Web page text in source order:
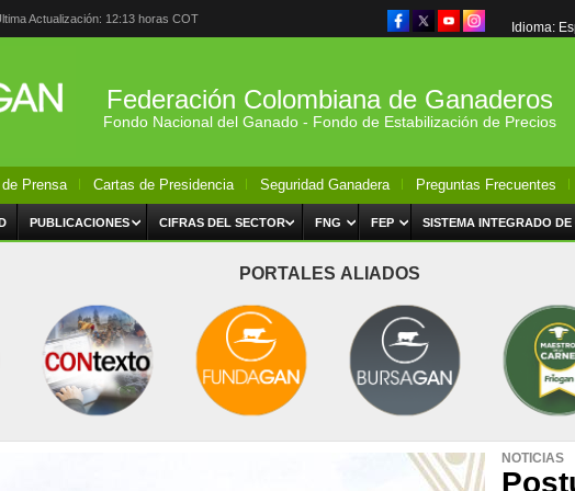
Actualización: 12:13 horas COT
Idioma:
Federación Colombiana de Ganaderos
Fondo Nacional del Ganado - Fondo de Estabilización de Precios
Prensa Cartas de Presidencia Seguridad Ganadera Preguntas Frecuentes
PUBLICACIONES CIFRAS DEL SECTOR FNG FEP SISTEMA INTEGRADO DE
PORTALES ALIADOS
NOTICIAS